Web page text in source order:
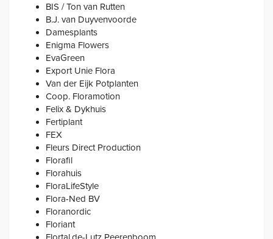
BIS / Ton van Rutten
B.J. van Duyvenvoorde
Damesplants
Enigma Flowers
EvaGreen
Export Unie Flora
Van der Eijk Potplanten
Coop. Floramotion
Felix & Dykhuis
Fertiplant
FEX
Fleurs Direct Production
Florafil
Florahuis
FloraLifeStyle
Flora-Ned BV
Floranordic
Floriant